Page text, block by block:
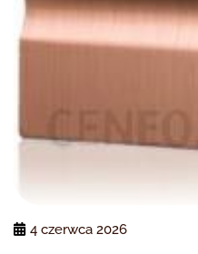
4 czerwca 2026